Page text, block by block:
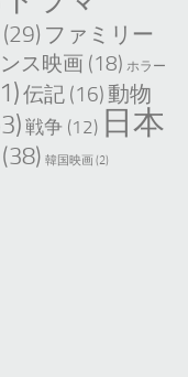
(29) ファミリー
ス映画 (18) ホラー
伝記 (16)動物
戦争 (12) 日本
(38) 韓国映画 (2)